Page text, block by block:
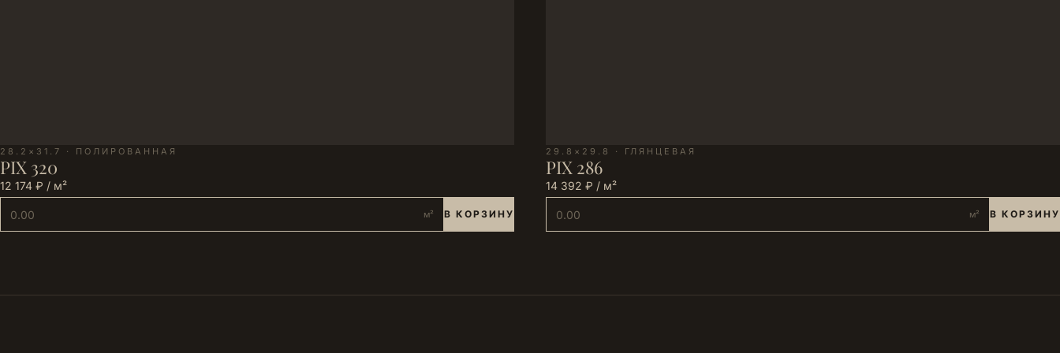
28.2×31.7 · ПОЛИРОВАННАЯ
PIX 320
12 174 ₽ / м²
м² В КОРЗИНУ
29.8×29.8 · ГЛЯНЦЕВАЯ
PIX 286
14 392 ₽ / м²
м² В КОРЗИНУ